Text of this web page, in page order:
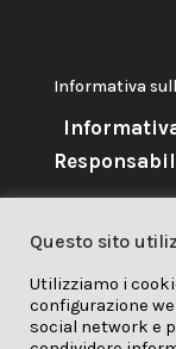
Informativa
About Me
Questo sito
Utilizziamo i
configurazione
social network e